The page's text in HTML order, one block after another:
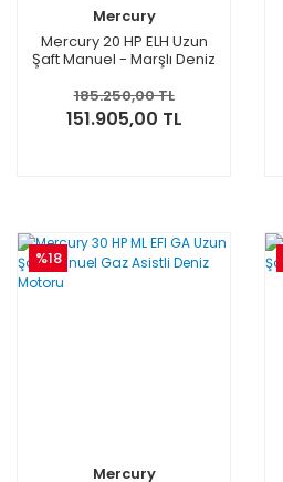
Mercury
Mercury 20 HP ELH Uzun
Şaft Manuel - Marşlı Deniz
185.250,00 TL
151.905,00 TL
%18
Mercury